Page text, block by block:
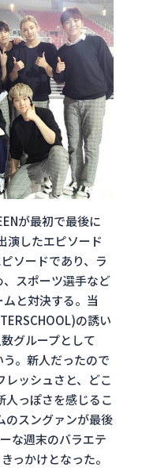
が最初で最後に
演したエピソード
ソードであり、ラ
スポーツ選手など
と対決する。当
の誘い
グループとして
。新人だったので
ッシュさと、どこ
人っぽさを感じるこ
のスングァンが最後
な週末のバラエテ
っかけとなった。